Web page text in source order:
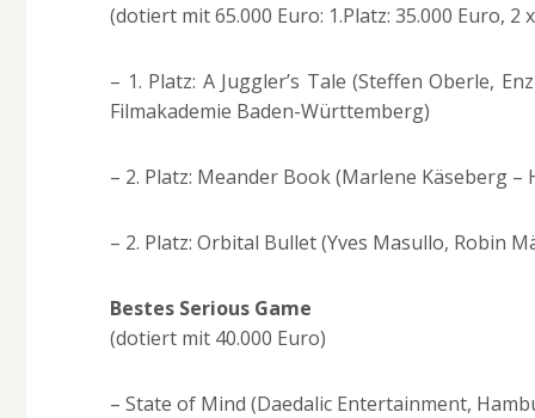
(dotiert mit 65.000 Euro: 1.Platz: 35.000 Euro, 2
– 1. Platz: A Juggler’s Tale (Steffen Oberle,
Filmakademie Baden-Württemberg)
– 2. Platz: Meander Book (Marlene Käseberg –
– 2. Platz: Orbital Bullet (Yves Masullo, Robin
Bestes Serious Game
(dotiert mit 40.000 Euro)
– State of Mind (Daedalic Entertainment,